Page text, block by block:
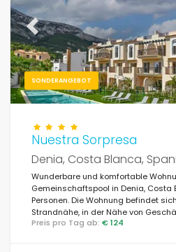
SONDERANGEBOT
Previous
Nuestra Sorpresa
Denia, Costa Blanca,
Wunderbare und komfortable
Gemeinschaftspool in Denia, Costa
Personen. Die Wohnung befindet
Strandnähe, in der Nähe von
Playa de la Marineta entfernt.
Preis pro Tag ab: € 124